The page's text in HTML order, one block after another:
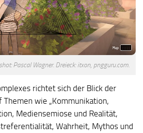
Pascal Wagner. Dreieck: itxon, pngguru.com.
richtet sich der Blick der
wie „Kommunikation,
Mediensemiose und Realität,
Wahrheit, Mythos und